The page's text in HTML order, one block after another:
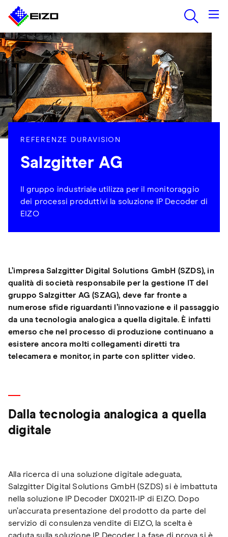
REFERENZE DURAVISION
Salzgitter AG
Il gruppo industriale utilizza per il monitoraggio
dei processi produttivi la soluzione IP Decoder di
EIZO
L’impresa Salzgitter Digital Solutions GmbH (SZDS), in
qualità di società responsabile per la gestione IT del
gruppo Salzgitter AG (SZAG), deve far fronte a
numerose sfide riguardanti l’innovazione e il passaggio
da una tecnologia analogica a quella digitale. È infatti
emerso che nel processo di produzione continuano a
esistere ancora molti collegamenti diretti tra
telecamera e monitor, in parte con splitter video.
Dalla tecnologia analogica a quella
digitale
Alla ricerca di una soluzione digitale adeguata,
Salzgitter Digital Solutions GmbH (SZDS) si è imbattuta
nella soluzione IP Decoder DX0211-IP di EIZO. Dopo
un’accurata presentazione del prodotto da parte del
servizio di consulenza vendite di EIZO, la scelta è